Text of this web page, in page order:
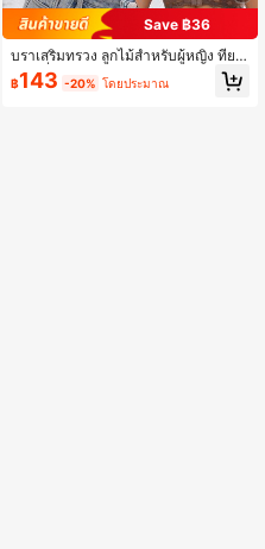
Save ฿36
บราเสริมทรวง ลูกไม้สำหรับผู้หญิง ที่ยก
และเพิ่ม รูปทรงหน้าอก สำหรับชุดแต่งง
านเป็นพิเศษ
฿143 -20% โดยประมาณ